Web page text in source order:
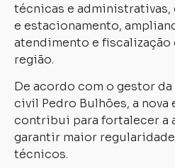
técnicas e administrativas,
e estacionamento,
atendimento e fiscalização
região.
De acordo com o gestor
civil Pedro Bulhões, a
contribui para fortalecer a
garantir maior
técnicos.